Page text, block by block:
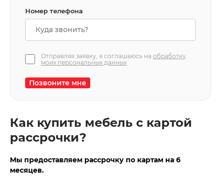
Номер телефона
Отправляя заявку, я соглашаюсь на обработку
моих персональных данных
Позвоните мне
Как купить мебель с картой
рассрочки?
Мы предоставляем рассрочку по картам на 6
месяцев.